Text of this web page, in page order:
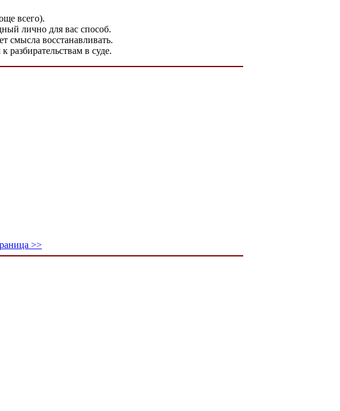
всего).
лично для вас способ.
смысла восстанавливать.
в суде.
>>